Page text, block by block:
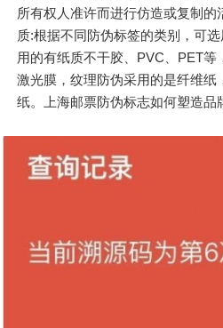
所有权人准许而进行仿造或复制
质:根据不同防伪标签的类别，可
用的有纸质不干胶、PVC、PET等
激光膜，纹理防伪采用的是纤维纸
纸。上海邮票防伪标志如何塑造品